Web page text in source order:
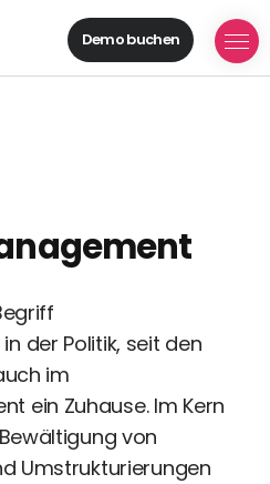
Demo buchen
Helix Module
gewinnen
Mitarbeitende
Feedback
geben
Prozesse
digitalisieren
der Politik, seit den
im
ein Zuhause. Im Kern
von
Umstrukturierungen